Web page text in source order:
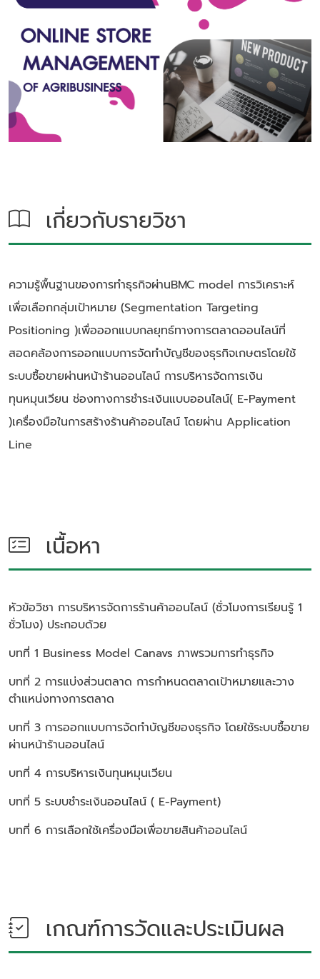
เกี่ยวกับรายวิชา
ความรู้พื้นฐานของการทำธุรกิจผ่านBMC model การวิเคราะห์
เพื่อเลือกกลุ่มเป้าหมาย (Segmentation Targeting
Positioning )เพื่อออกแบบกลยุทธ์ทางการตลาดออนไลน์ที่
สอดคล้องการออกแบบการจัดทำบัญชีของธุรกิจเกษตรโดยใช้
ระบบซื้อขายผ่านหน้าร้านออนไลน์ การบริหารจัดการเงิน
ทุนหมุนเวียน ช่องทางการชำระเงินแบบออนไลน์( E-Payment
)เครื่องมือในการสร้างร้านค้าออนไลน์ โดยผ่าน Application
Line
เนื้อหา
หัวข้อวิชา การบริหารจัดการร้านค้าออนไลน์ (ชั่วโมงการเรียนรู้ 1
ชั่วโมง) ประกอบด้วย
บทที่ 1 Business Model Canavs ภาพรวมการทำธุรกิจ
บทที่ 2 การแบ่งส่วนตลาด การกำหนดตลาดเป้าหมายและวาง
ตำแหน่งทางการตลาด
บทที่ 3 การออกแบบการจัดทำบัญชีของธุรกิจ โดยใช้ระบบซื้อขาย
ผ่านหน้าร้านออนไลน์
บทที่ 4 การบริหารเงินทุนหมุนเวียน
บทที่ 5 ระบบชำระเงินออนไลน์ ( E-Payment)
บทที่ 6 การเลือกใช้เครื่องมือเพื่อขายสินค้าออนไลน์
เกณฑ์การวัดและประเมินผล